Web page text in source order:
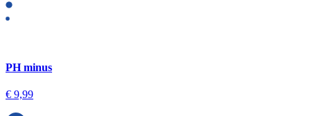
PH minus
€ 9,99